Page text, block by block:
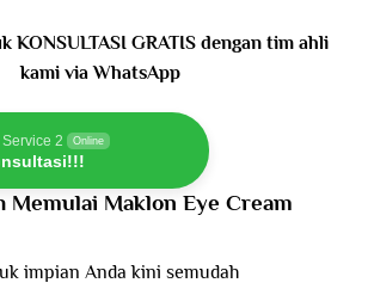
KONSULTASI GRATIS dengan tim ahli
kami via WhatsApp
2 Online
Memulai Maklon Eye Cream
impian Anda kini semudah